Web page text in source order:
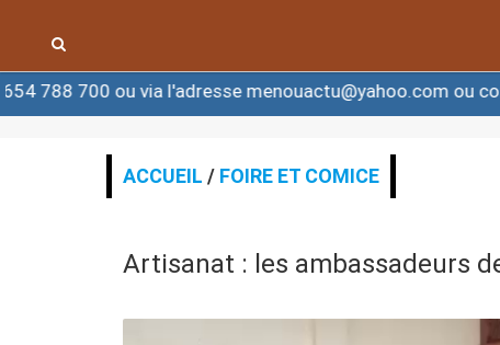
via l'adresse menouactu@yahoo.com ou
ACCUEIL / FOIRE ET COMICE
Artisanat : les ambassadeurs